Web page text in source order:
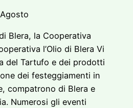
Blera, la Cooperativa
l’Olio di Blera Vi
del Tartufo e dei prodotti
dei festeggiamenti in
compatrono di Blera e
Numerosi gli eventi